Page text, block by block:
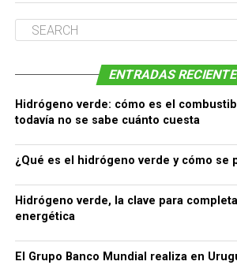
ENTRADAS
Hidrógeno verde: cómo es el
todavía no se sabe cuánto cuesta
¿Qué es el hidrógeno verde y cómo se
Hidrógeno verde, la clave para
energética
El Grupo Banco Mundial realiza en